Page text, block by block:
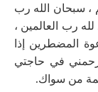
، سبحان الله رب
رب العالمين ،
المضطرين إذا
في حاجتي
من سواك.